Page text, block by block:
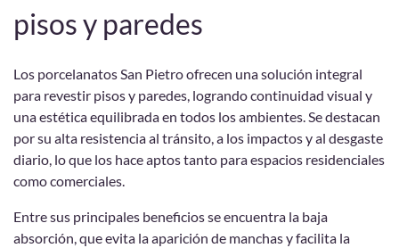
pisos y paredes
Los porcelanatos San Pietro ofrecen una solución integral
para revestir pisos y paredes, logrando continuidad visual y
una estética equilibrada en todos los ambientes. Se destacan
por su alta resistencia al tránsito, a los impactos y al desgaste
diario, lo que los hace aptos tanto para espacios residenciales
como comerciales.
Entre sus principales beneficios se encuentra la baja
absorción, que evita la aparición de manchas y facilita la